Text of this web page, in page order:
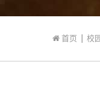
首页 | 校